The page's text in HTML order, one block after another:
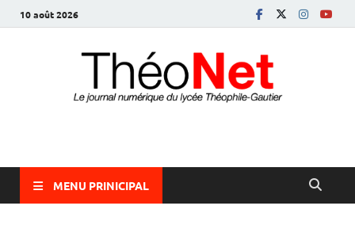
10 août 2026
ThéoNet
MENU PRINICIPAL